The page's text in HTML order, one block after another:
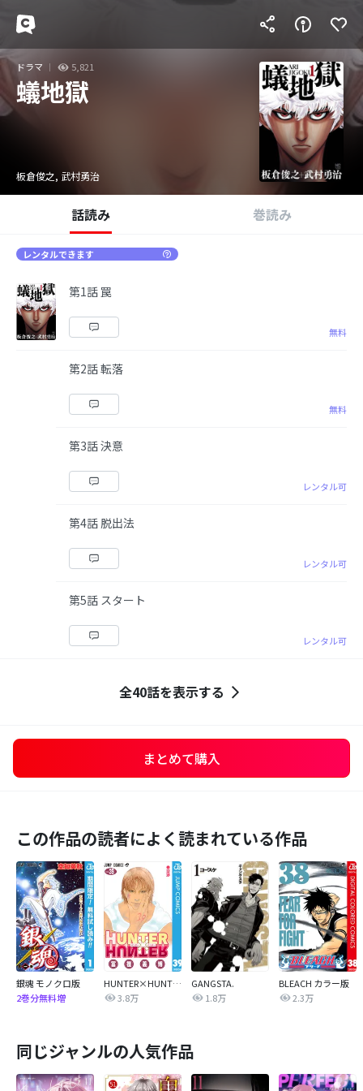
ドラマ 5,821
蟻地獄
板倉俊之, 武村勇治
話読み 巻読み
レンタルできます
第1話 罠
無料
第2話 転落
無料
第3話 決意
レンタル可
第4話 脱出法
レンタル可
第5話 スタート
レンタル可
全40話を表示する
まとめて購入
この作品の読者によく読まれている作品
銀魂 モノクロ版
2巻分無料増
HUNTER×HUNTER モノクロ版
3.8万
GANGSTA.
1.8万
BLEACH カラー版
2.3万
同じジャンルの人気作品